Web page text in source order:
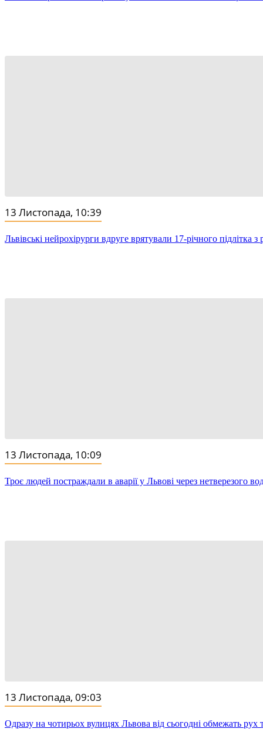
13 Листопада, 10:39
Львівські нейрохірурги вдруге врятували 17-річного підлітка
13 Листопада, 10:09
Троє людей постраждали в аварії у Львові через нетверезого
13 Листопада, 09:03
Одразу на чотирьох вулицях Львова від сьогодні обмежать рух